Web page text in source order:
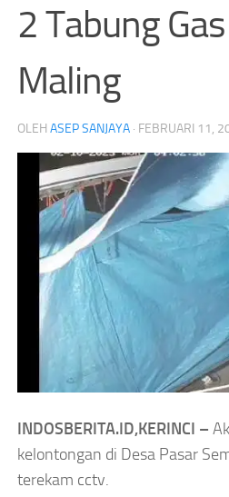
2 Tabung
Maling
OLEH ASEP SANJAYA · FEBRUARI 11,
INDOSBERITA.ID,KERINCI –
kelontongan di Desa Pasar
terekam cctv.
Smash Semangat
Cup III Resmi
#BPJS Kesehatan
Headline
Ikatan Dokter Indonesia